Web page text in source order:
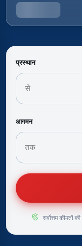
प्रस्थान
आगमन
सर्वोत्तम कीमतों की